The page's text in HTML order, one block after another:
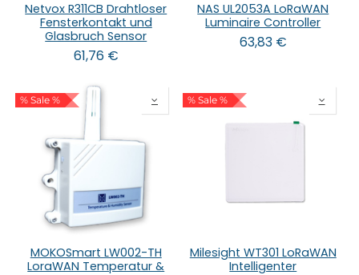
Netvox R311CB Drahtloser
Fensterkontakt und
Glasbruch Sensor
61,76€
NAS UL2053A LoRaWAN
Luminaire Controller
63,83€
% Sale %
MOKOSmart LW002-TH
LoraWAN Temperatur &
% Sale %
Milesight WT301 LoRaWAN
Intelligenter